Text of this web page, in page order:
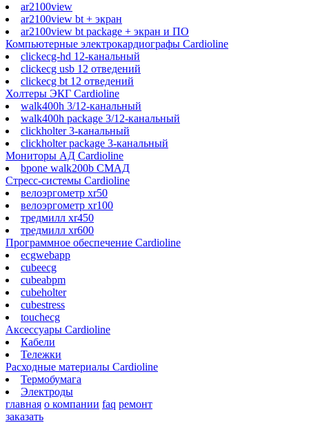
ar2100view
ar2100view bt + экран
ar2100view bt package + экран и ПО
Компьютерные электрокардиографы Cardioline
clickecg-hd 12-канальный
clickecg usb 12 отведений
clickecg bt 12 отведений
Холтеры ЭКГ Cardioline
walk400h 3/12-канальный
walk400h package 3/12-канальный
clickholter 3-канальный
clickholter package 3-канальный
Мониторы АД Cardioline
bpone walk200b СМАД
Стресс-системы Cardioline
велоэргометр xr50
велоэргометр xr100
тредмилл xr450
тредмилл xr600
Программное обеспечение Cardioline
ecgwebapp
cubeecg
cubeabpm
cubeholter
cubestress
touchecg
Аксессуары Cardioline
Кабели
Тележки
Расходные материалы Cardioline
Термобумага
Электроды
главная о компании faq ремонт
заказать